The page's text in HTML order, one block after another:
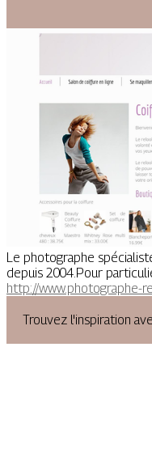
Le photographe
depuis 2004.Pour
http://www.photographe-
Trouvez l'inspiration